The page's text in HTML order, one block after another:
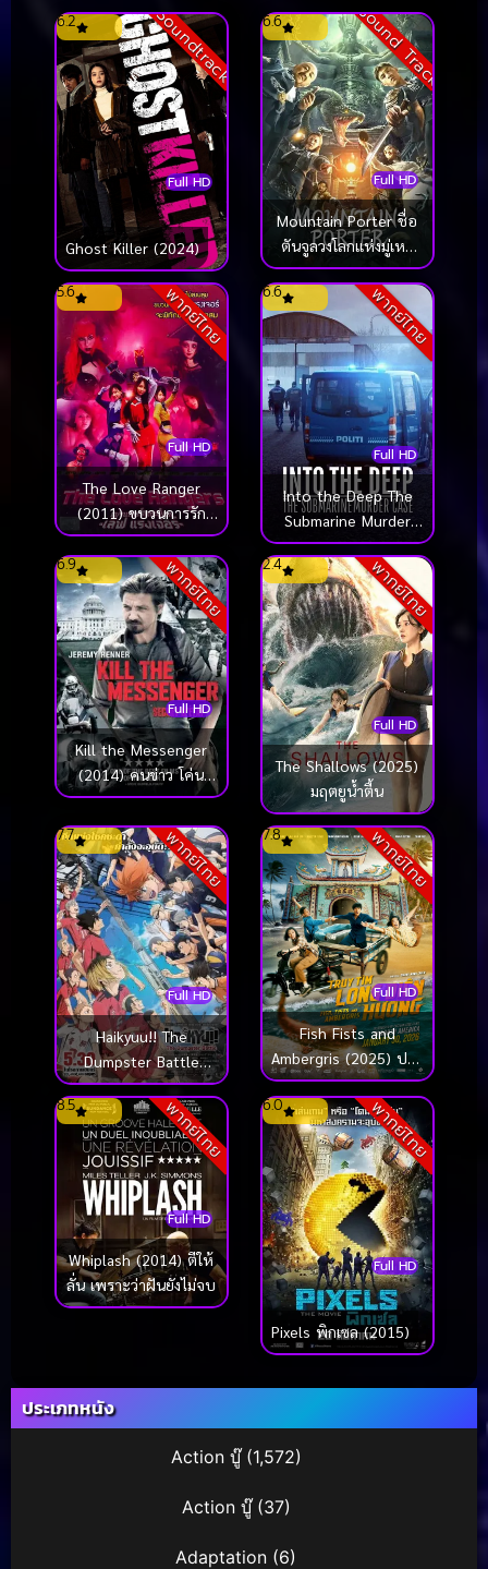
Soundtrack
Full HD
6.2
Ghost Killer (2024)
Sound Track
Full HD
6.6
Mountain Porter ชื่อ
ตันจูลวงโลกแห่งมู่เหย่
(2022)
พากย์ไทย
Full HD
5.6
The Love Ranger
(2011) ขบวนการรัก
ทะลุโลก
พากย์ไทย
Full HD
6.6
Into the Deep The
Submarine Murder
Case ดำดิ่งสู่ห้วงมรณะ
(2022)
พากย์ไทย
Full HD
6.9
Kill the Messenger
(2014) คนข่าว โค่น
ทำเนียบ
พากย์ไทย
Full HD
2.4
The Shallows (2025)
มฤตยูน้ำตื้น
พากย์ไทย
Full HD
7.7
Haikyuu!! The
Dumpster Battle
(2024) ไฮคิว!! คู่ตบฟ้า
ประทาน ตอน ศึกที่กอง
ขยะ
พากย์ไทย
Full HD
7.8
Fish Fists and
Ambergris (2025) ปลา
กำปั้น อำพันอลวน
พากย์ไทย
Full HD
8.5
Whiplash (2014) ตีให้
ลั่น เพราะว่าฝันยังไม่จบ
พากย์ไทย
Full HD
6.0
Pixels พิกเซล (2015)
ประเภทหนัง
Action บู๊(1,572)
Action บู๊(37)
Adaptation (6)